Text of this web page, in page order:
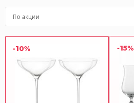
По акции
-10% -15%